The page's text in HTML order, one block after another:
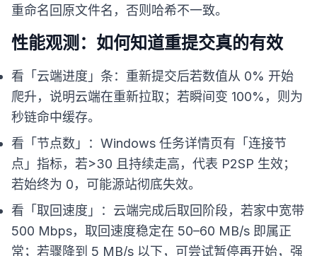
重命名回原文件名，否则哈希不一致。
性能观测：如何知道重提交真的有效
看「云端进度」条：重新提交后若数值从 0% 开始
爬升，说明云端在重新拉取；若瞬间变 100%，则为
秒链命中缓存。
看「节点数」：Windows 任务详情页有「连接节
点」指标，若>30 且持续走高，代表 P2SP 生效；
若始终为 0，可能源站彻底失效。
看「取回速度」：云端完成后取回阶段，若家中宽带
500 Mbps，取回速度稳定在 50–60 MB/s 即属正
常；若骤降到 5 MB/s 以下，可尝试暂停再开始，强